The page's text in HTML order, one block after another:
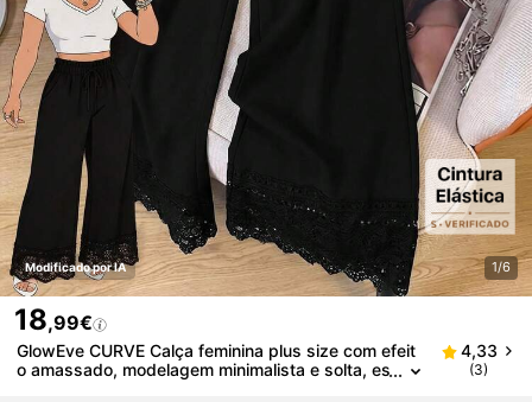
Modificado por IA 1/6
18,99€
GlowEve CURVE Calça feminina plus size com efeit
o amassado, modelagem minimalista e solta, es
4,33
(3)